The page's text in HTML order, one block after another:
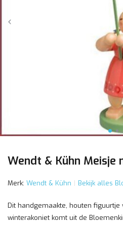
Wendt & Kühn
Merk: Wendt & Kühn Bekijk alles
Dit handgemaakte, houten
winterakoniet komt uit de